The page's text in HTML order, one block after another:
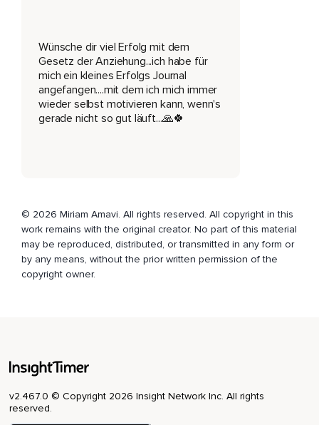
Ich fange einfach mal an zu reden,
Weil sonst wird es wieder durcheinander.
Aber ich habe mir auch jetzt nicht so irgendwas groß
zurechtgelegt.
Was ich will.
Also ja,
Das ist einfach eine kleine feine Folge,
Beschäftige mich ja im Moment ziemlich viel mit so dem
Wünsche dir viel Erfolg mit dem
Gesetz der Anziehung...ich habe für
mich ein kleines Erfolgs Journal
angefangen....mit dem ich mich immer
wieder selbst motivieren kann, wenn's
gerade nicht so gut läuft...🙏🍀
© 2026 Miriam Amavi. All rights reserved. All copyright in this
work remains with the original creator. No part of this material
may be reproduced, distributed, or transmitted in any form or
by any means, without the prior written permission of the
copyright owner.
v2.467.0 © Copyright 2026 Insight Network Inc. All rights
reserved.